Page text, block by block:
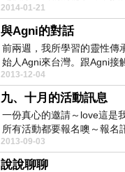
重要的。接觸...
2014-01-21
與Agni的對話
前兩週，我所學習的靈性傳
始人Agni來台灣。跟Agni接
200...
2013-12-04
九、十月的活動訊息
一份真心的邀請～love這是
所有活動都要報名噢～報名
10:...
2013-09-03
說說聊聊